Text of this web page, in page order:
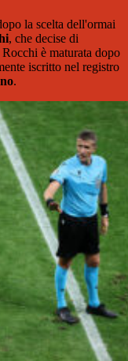
la scelta dell'ormai
, che decise di
è maturata dopo
iscritto nel registro
.